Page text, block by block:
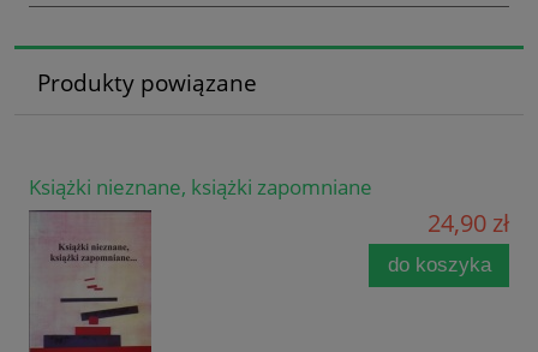
Produkty powiązane
Książki nieznane, książki zapomniane
24,90 zł
do koszyka